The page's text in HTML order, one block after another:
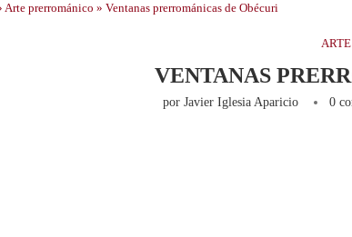
Arte prerrománico » Ventanas prerrománicas de Obécuri
VENTANAS
por Javier Iglesia Aparicio 0